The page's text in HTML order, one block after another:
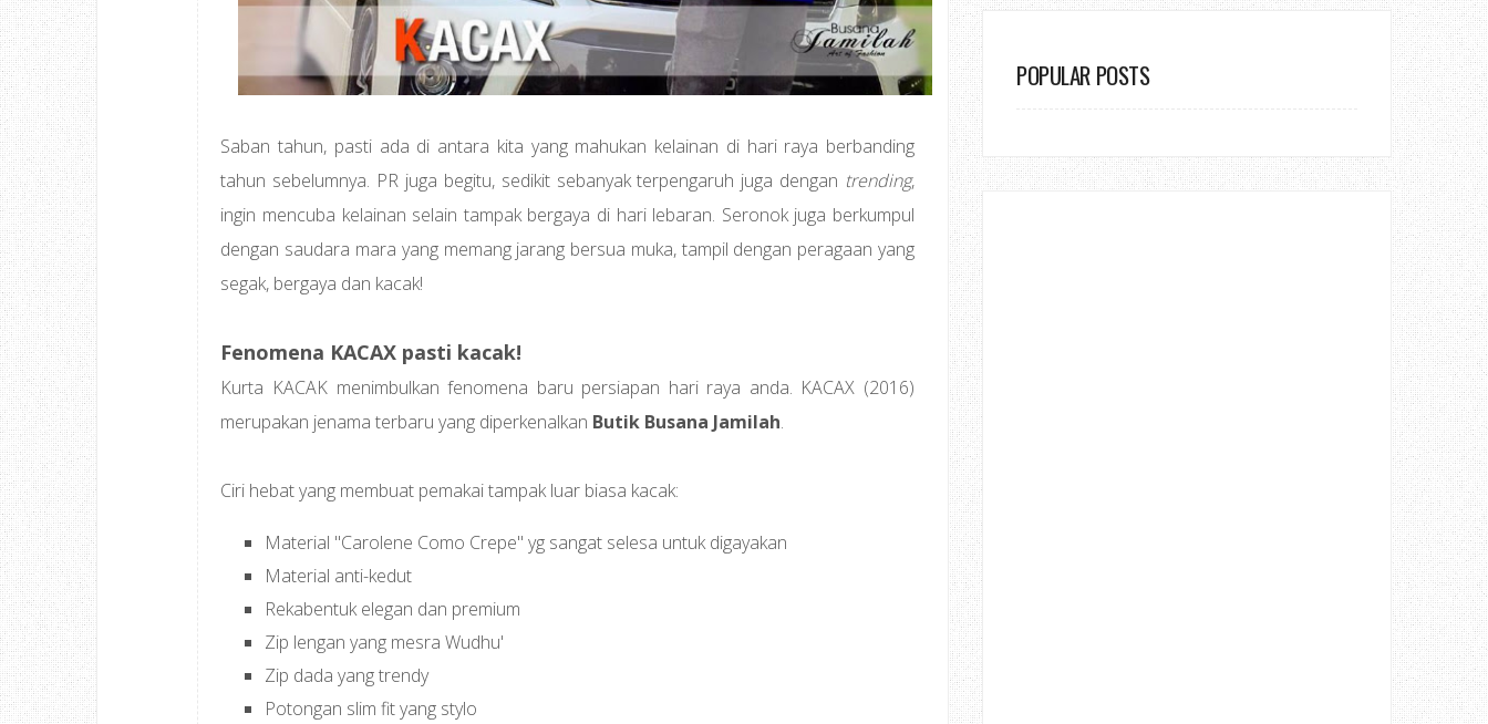
Saban tahun, pasti ada di antara kita yang mahukan kelainan di hari raya berbanding
tahun sebelumnya. PR juga begitu, sedikit sebanyak terpengaruh juga dengan trending,
ingin mencuba kelainan selain tampak bergaya di hari lebaran. Seronok juga berkumpul
dengan saudara mara yang memang jarang bersua muka, tampil dengan peragaan yang
segak, bergaya dan kacak!
Fenomena KACAX pasti kacak!
Kurta KACAK menimbulkan fenomena baru persiapan hari raya anda. KACAX (2016)
merupakan jenama terbaru yang diperkenalkan Butik Busana Jamilah.
Ciri hebat yang membuat pemakai tampak luar biasa kacak:
Material "Carolene Como Crepe" yg sangat selesa untuk digayakan
Material anti-kedut
Rekabentuk elegan dan premium
Zip lengan yang mesra Wudhu'
Zip dada yang trendy
Potongan slim fit yang stylo
POPULAR POSTS